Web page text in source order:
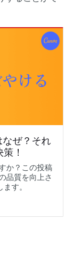
なぜ？それ
！
か？この投稿
品質を向上さ
す。